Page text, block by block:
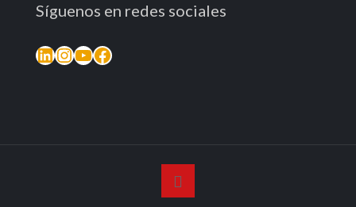
Síguenos en redes sociales